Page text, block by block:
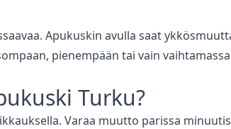
Apukuskin avulla saat
pienempään tai vain
Turku?
Varaa muutto parissa